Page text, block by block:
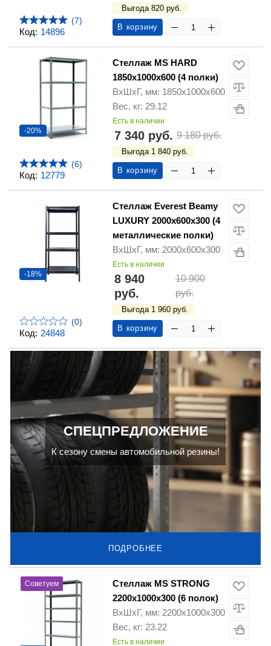
Код: 14896
(7)
Выгода 820 руб.
В корзину
Код: 12779
-20%
(6)
Стеллаж MS HARD
1850х1000х600 (4 полки)
ВхШхГ, мм: 1850х1000х600
Вес, кг: 29.12
Есть в наличии
7 340 руб. 9 180 руб.
Выгода 1 840 руб.
В корзину
Код: 24848
-18%
(0)
Стеллаж Everest Beamy
LUXURY 2000х600х300 (4
металлические полки)
ВхШхГ, мм: 2000х600х300
Есть в наличии
8 940
руб.
10 900
руб.
Выгода 1 960 руб.
В корзину
СПЕЦПРЕДЛОЖЕНИЕ
К сезону смены автомобильной резины!
ПОДРОБНЕЕ
Советуем
Стеллаж MS STRONG
2200х1000х300 (6 полок)
ВхШхГ, мм: 2200х1000х300
Вес, кг: 23.22
Есть в наличии